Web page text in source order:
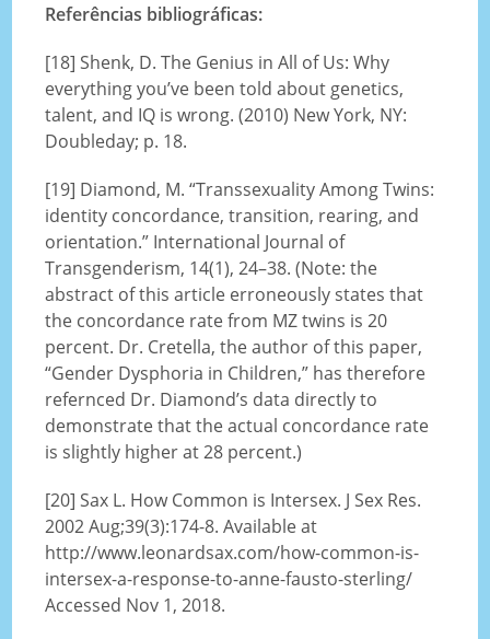
Referências bibliográficas:
[18] Shenk, D. The Genius in All of Us: Why
everything you’ve been told about genetics,
talent, and IQ is wrong. (2010) New York, NY:
Doubleday; p. 18.
[19] Diamond, M. “Transsexuality Among Twins:
identity concordance, transition, rearing, and
orientation.” International Journal of
Transgenderism, 14(1), 24–38. (Note: the
abstract of this article erroneously states that
the concordance rate from MZ twins is 20
percent. Dr. Cretella, the author of this paper,
“Gender Dysphoria in Children,” has therefore
refernced Dr. Diamond’s data directly to
demonstrate that the actual concordance rate
is slightly higher at 28 percent.)
[20] Sax L. How Common is Intersex. J Sex Res.
2002 Aug;39(3):174-8. Available at
http://www.leonardsax.com/how-common-is-
intersex-a-response-to-anne-fausto-sterling/
Accessed Nov 1, 2018.